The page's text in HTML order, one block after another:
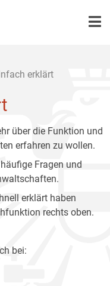
erklärt
über die Funktion und
erfahren zu wollen.
häufige Fragen und
erklärt haben
rechts oben.
bei: